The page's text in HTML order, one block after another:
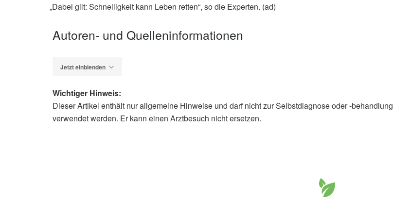
„Dabei gilt: Schnelligkeit kann Leben retten“, so die Experten. (ad)
Autoren- und Quelleninformationen
Jetzt einblenden
Alfred Domke
Wichtiger Hinweis:
Dieser Artikel enthält nur allgemeine Hinweise und darf nicht zur Selbstdiagnose oder -behandlung
verwendet werden. Er kann einen Arztbesuch nicht ersetzen.